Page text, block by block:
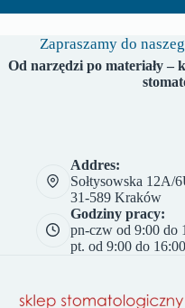
Zapraszamy do
Od narzędzi po materiały –
Addres:
Sołtysowska 12A/
31-589 Kraków
Godziny pracy:
pn-czw od 9:00 do
pt. od 9:00 do 16:00